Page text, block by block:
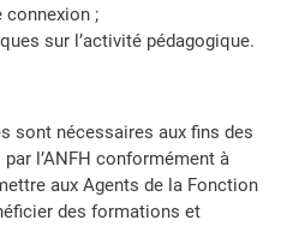
connexion ;
sur l’activité pédagogique.
sont nécessaires aux fins des
l’ANFH conformément à
aux Agents de la Fonction
des formations et